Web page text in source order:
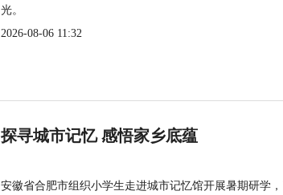
光。
2026-08-06 11:32
探寻城市记忆 感悟家乡底蕴
安徽省合肥市组织小学生走进城市记忆馆开展暑期研学